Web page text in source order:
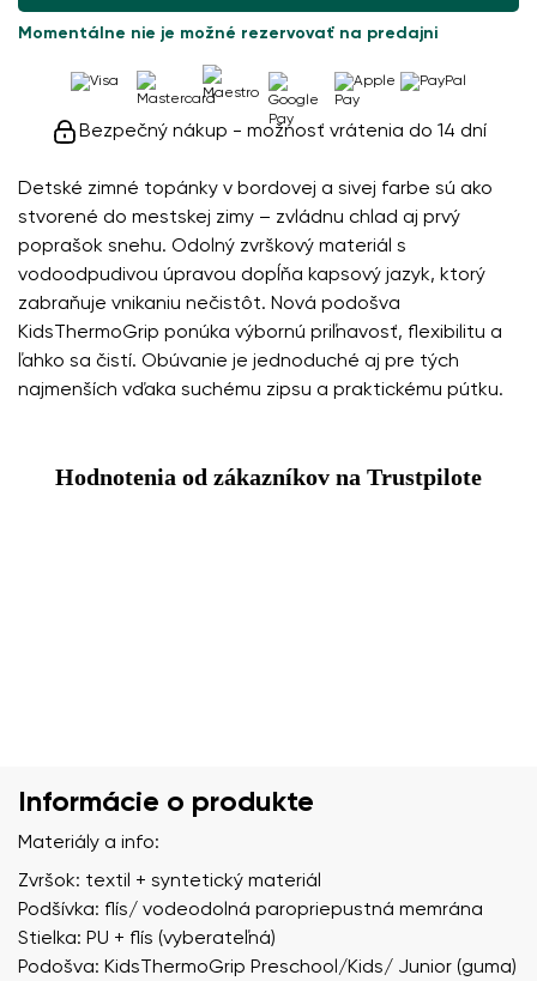
Detské zimné topánky v bordovej a sivej farbe sú ako
stvorené do mestskej zimy – zvládnu chlad aj prvý
poprašok snehu. Odolný zvrškový materiál s
vodoodpudivou úpravou dopĺňa kapsový jazyk, ktorý
zabraňuje vnikaniu nečistôt. Nová podošva
KidsThermoGrip ponúka výbornú priľnavosť, flexibilitu a
ľahko sa čistí. Obúvanie je jednoduché aj pre tých
najmenších vďaka suchému zipsu a praktickému pútku.
Momentálne nie je možné rezervovať na predajni
Bezpečný nákup - možnosť vrátenia do 14 dní
Hodnotenia od zákazníkov na Trustpilote
Informácie o produkte
Materiály a info:
Zvršok: textil + syntetický materiál
Podšívka: flís/ vodeodolná paropriepustná memrána
Stielka: PU + flís (vyberateľná)
Podošva: KidsThermoGrip Preschool/Kids/ Junior (guma)